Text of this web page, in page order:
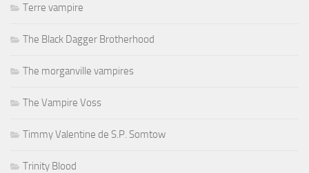
Terre vampire
The Black Dagger Brotherhood
The morganville vampires
The Vampire Voss
Timmy Valentine de S.P. Somtow
Trinity Blood